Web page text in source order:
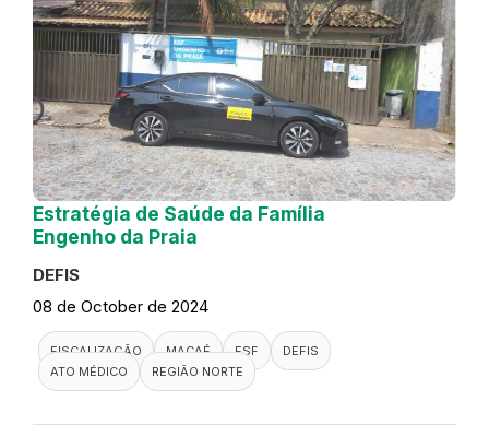
Estratégia de Saúde da Família
Engenho da Praia
DEFIS
08 de October de 2024
FISCALIZAÇÃO MACAÉ ESF
DEFIS
ATO MÉDICO
REGIÃO NORTE